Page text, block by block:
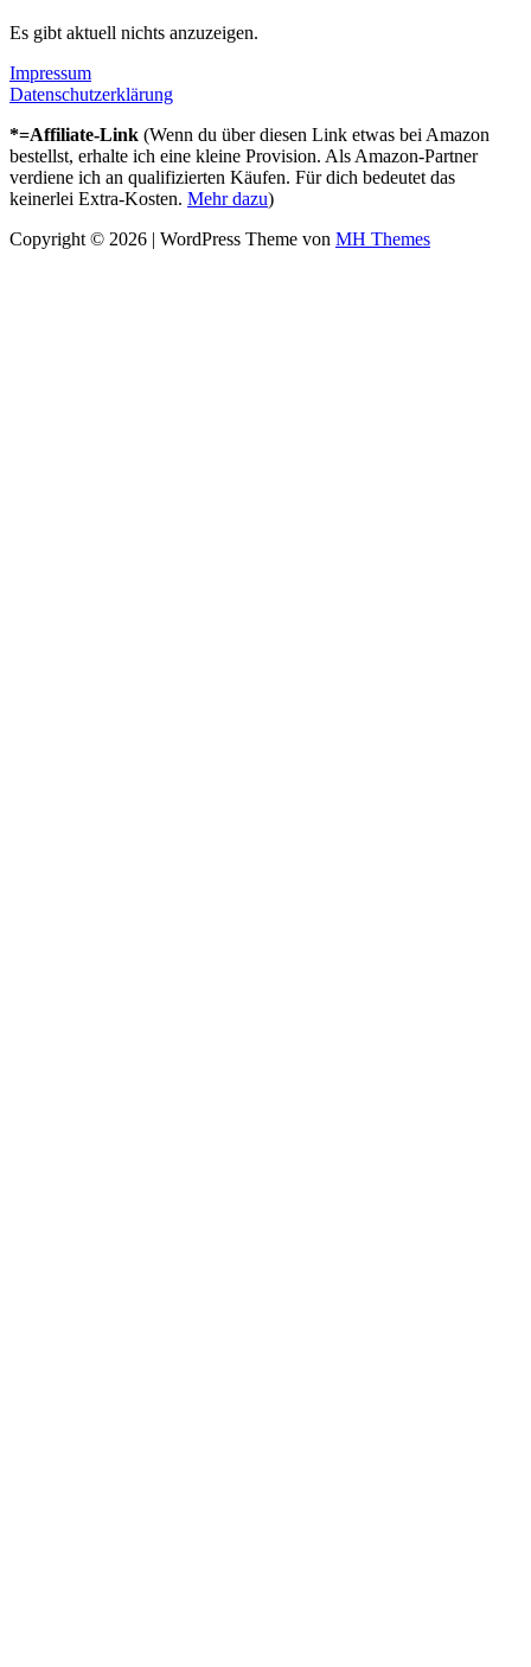
Es gibt aktuell nichts anzuzeigen.
Impressum
Datenschutzerklärung
*=Affiliate-Link (Wenn du über diesen Link etwas bei Amazon
bestellst, erhalte ich eine kleine Provision. Als Amazon-Partner
verdiene ich an qualifizierten Käufen. Für dich bedeutet das
keinerlei Extra-Kosten. Mehr dazu)
Copyright © 2026 | WordPress Theme von MH Themes